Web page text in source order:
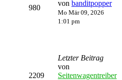
980
von banditpopper
Mo Mär 09, 2026
1:01 pm
2209
Letzter Beitrag
von
Seitenwagentreiber